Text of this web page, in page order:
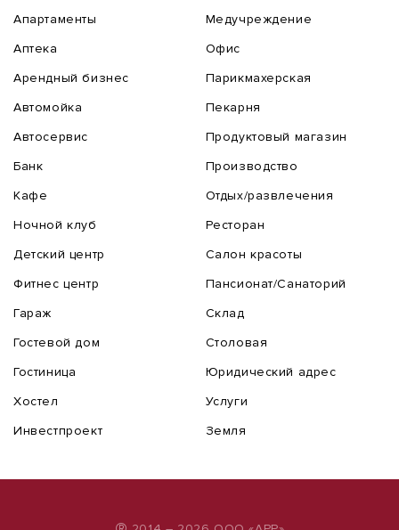
Апартаменты
Аптека
Арендный бизнес
Автомойка
Автосервис
Банк
Кафе
Ночной клуб
Детский центр
Фитнес центр
Гараж
Гостевой дом
Гостиница
Хостел
Инвестпроект
Медучреждение
Офис
Парикмахерская
Пекарня
Продуктовый магазин
Производство
Отдых/развлечения
Ресторан
Салон красоты
Пансионат/Санаторий
Склад
Столовая
Юридический адрес
Услуги
Земля